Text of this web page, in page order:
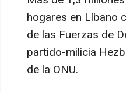
hogares en Líbano
de las Fuerzas de
partido-milicia
de la ONU.